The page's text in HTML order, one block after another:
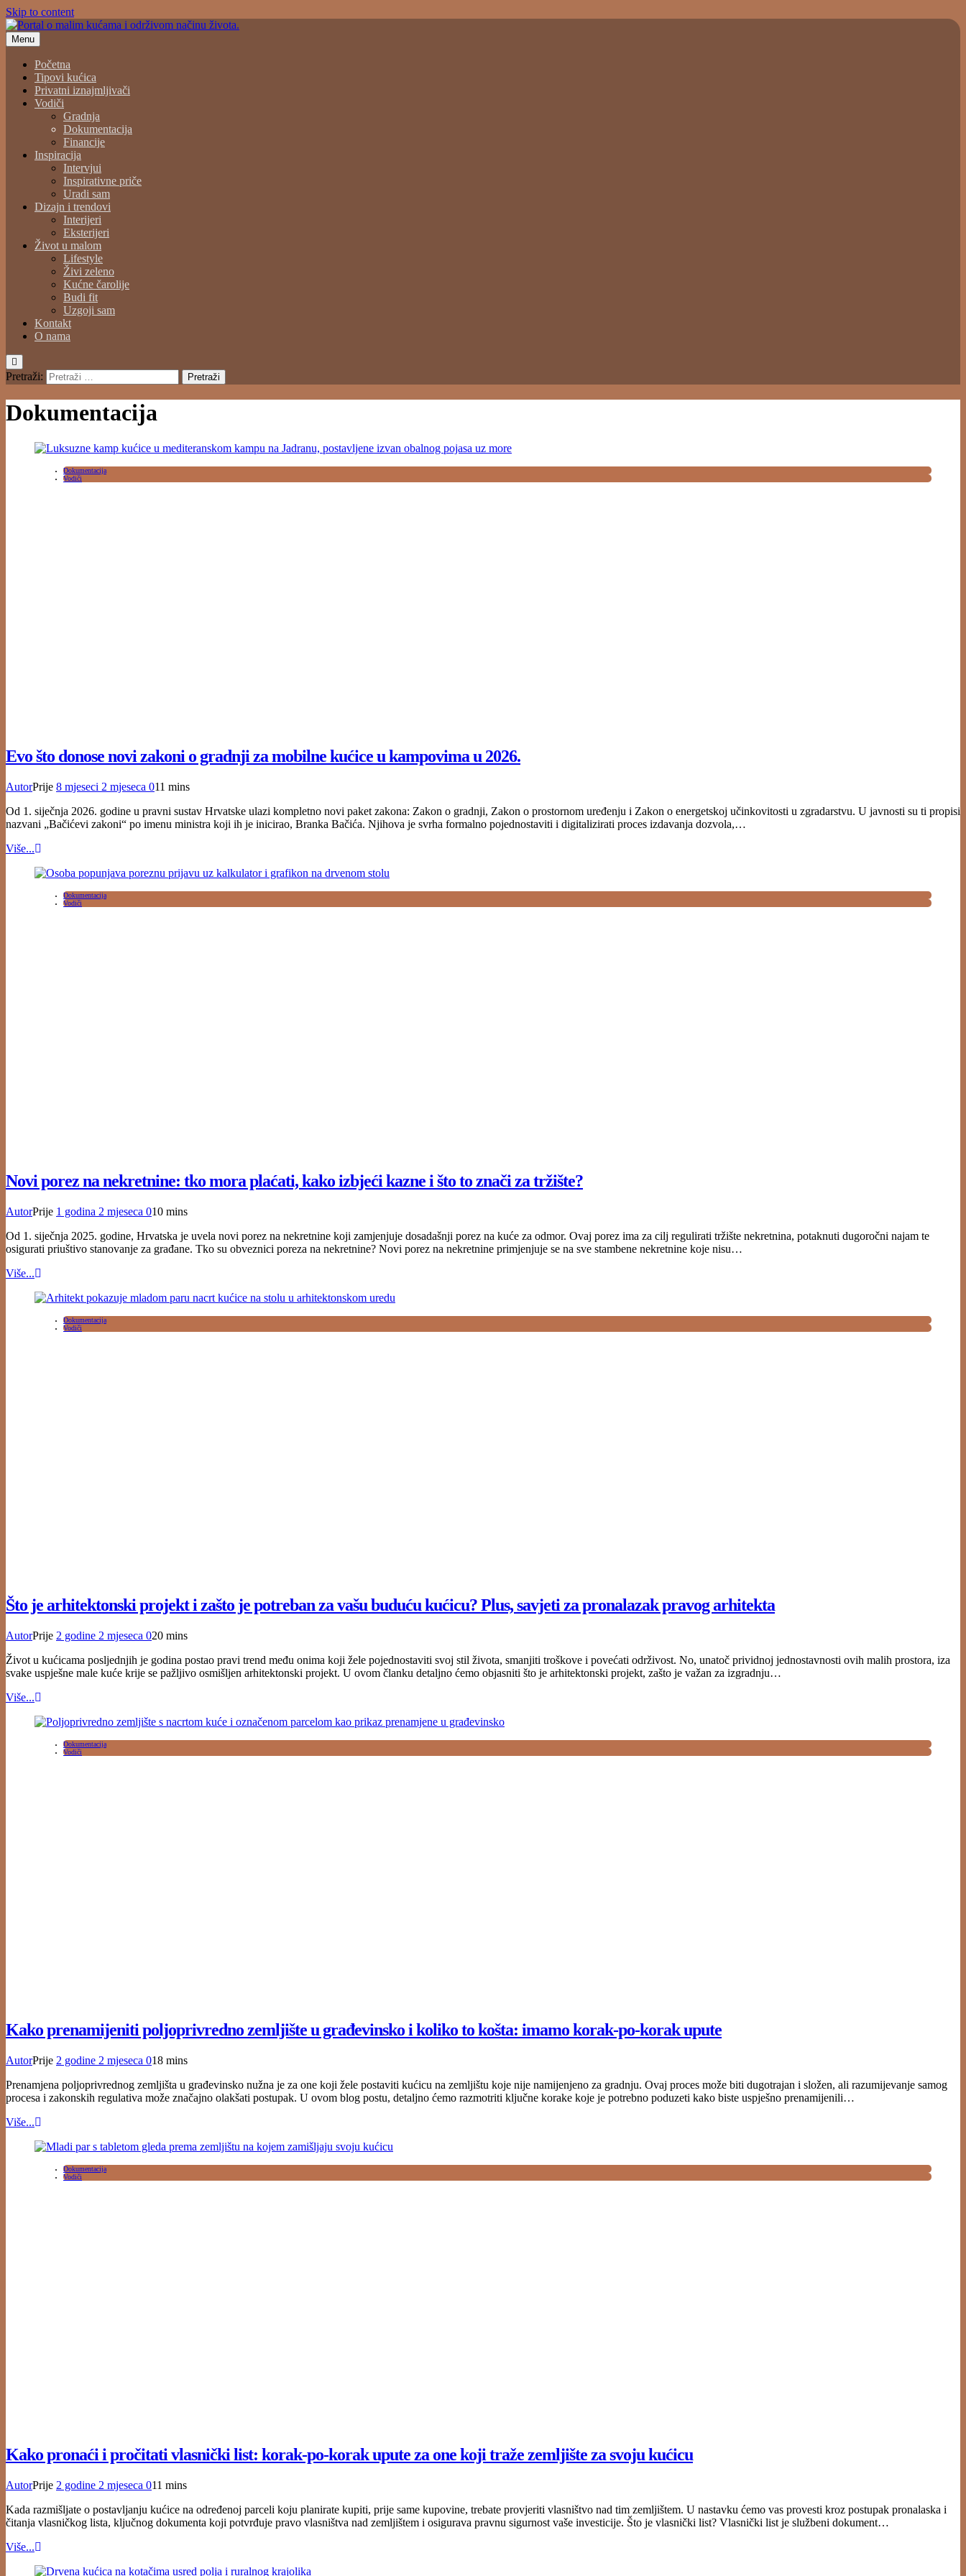
Skip to content
Portal o malim kućama i održivom načinu života.
Menu
Početna
Tipovi kućica
Privatni iznajmljivači
Vodiči
Gradnja
Dokumentacija
Financije
Inspiracija
Intervjui
Inspirativne priče
Uradi sam
Dizajn i trendovi
Interijeri
Eksterijeri
Život u malom
Lifestyle
Živi zeleno
Kućne čarolije
Budi fit
Uzgoji sam
Kontakt
O nama
Pretraži:
Dokumentacija
Dokumentacija
Vodiči
Evo što donose novi zakoni o gradnji za mobilne kućice u kampovima u 2026.
AutorPrije 8 mjeseci 2 mjeseca 011 mins
Od 1. siječnja 2026. godine u pravni sustav Hrvatske ulazi kompletno novi paket zakona: Zakon o gradnji, Zakon o prostornom uređenju i Zakon o energetskoj učinkovitosti u zgradarstvu. U javnosti su ti propisi
nazvani „Bačićevi zakoni“ po imenu ministra koji ih je inicirao, Branka Bačića. Njihova je svrha formalno pojednostaviti i digitalizirati proces izdavanja dozvola,…
Više...
Dokumentacija
Vodiči
Novi porez na nekretnine: tko mora plaćati, kako izbjeći kazne i što to znači za tržište?
AutorPrije 1 godina 2 mjeseca 010 mins
Od 1. siječnja 2025. godine, Hrvatska je uvela novi porez na nekretnine koji zamjenjuje dosadašnji porez na kuće za odmor. Ovaj porez ima za cilj regulirati tržište nekretnina, potaknuti dugoročni najam te
osigurati priuštivo stanovanje za građane. Tko su obveznici poreza na nekretnine? Novi porez na nekretnine primjenjuje se na sve stambene nekretnine koje nisu…
Više...
Dokumentacija
Vodiči
Što je arhitektonski projekt i zašto je potreban za vašu buduću kućicu? Plus, savjeti za pronalazak pravog arhitekta
AutorPrije 2 godine 2 mjeseca 020 mins
Život u kućicama posljednjih je godina postao pravi trend među onima koji žele pojednostaviti svoj stil života, smanjiti troškove i povećati održivost. No, unatoč prividnoj jednostavnosti ovih malih prostora, iza
svake uspješne male kuće krije se pažljivo osmišljen arhitektonski projekt. U ovom članku detaljno ćemo objasniti što je arhitektonski projekt, zašto je važan za izgradnju…
Više...
Dokumentacija
Vodiči
Kako prenamijeniti poljoprivredno zemljište u građevinsko i koliko to košta: imamo korak-po-korak upute
AutorPrije 2 godine 2 mjeseca 018 mins
Prenamjena poljoprivrednog zemljišta u građevinsko nužna je za one koji žele postaviti kućicu na zemljištu koje nije namijenjeno za gradnju. Ovaj proces može biti dugotrajan i složen, ali razumijevanje samog
procesa i zakonskih regulativa može značajno olakšati postupak. U ovom blog postu, detaljno ćemo razmotriti ključne korake koje je potrebno poduzeti kako biste uspješno prenamijenili…
Više...
Dokumentacija
Vodiči
Kako pronaći i pročitati vlasnički list: korak-po-korak upute za one koji traže zemljište za svoju kućicu
AutorPrije 2 godine 2 mjeseca 011 mins
Kada razmišljate o postavljanju kućice na određenoj parceli koju planirate kupiti, prije same kupovine, trebate provjeriti vlasništvo nad tim zemljištem. U nastavku ćemo vas provesti kroz postupak pronalaska i
čitanja vlasničkog lista, ključnog dokumenta koji potvrđuje pravo vlasništva nad zemljištem i osigurava pravnu sigurnost vaše investicije. Što je vlasnički list? Vlasnički list je službeni dokument…
Više...